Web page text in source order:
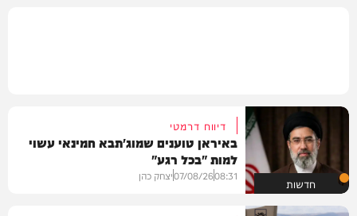
חדשות
דיווח דרמטי
באיראן טוענים שמוג'תבא חמינאי עשוי
למות "בכל רגע"
08:31
07/08/26יצחק כהן